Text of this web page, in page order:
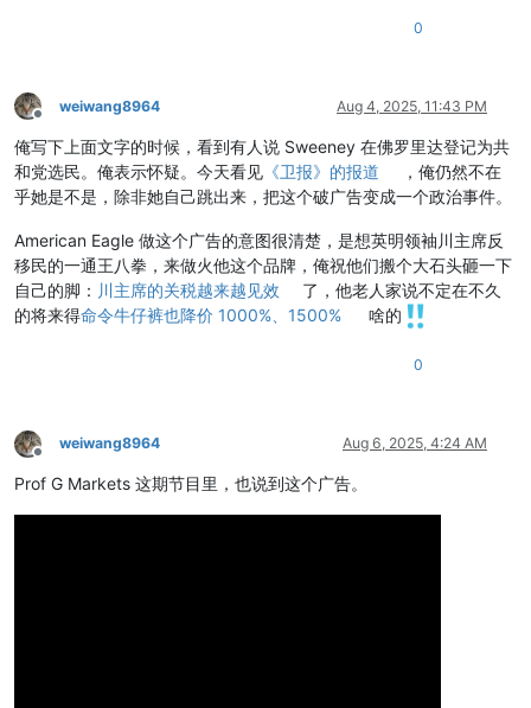
0
Offline
weiwang8964 Aug 4, 2025, 11:43 PM
俺写下上面文字的时候，看到有人说 Sweeney 在佛罗里达登记为共
和党选民。俺表示怀疑。今天看见 《卫报》的报道
，俺仍然不在
乎她是不是，除非她自己跳出来，把这个破广告变成一个政治事件。
American Eagle 做这个广告的意图很清楚，是想英明领袖川主席反
移民的一通王八拳，来做火他这个品牌，俺祝他们搬个大石头砸一下
自己的脚： 川主席的关税越来越见效
了，他老人家说不定在不久
的将来得命令牛仔裤也降价 1000%、1500% 啥的
0
Offline
weiwang8964 Aug 6, 2025, 4:24 AM
Prof G Markets 这期节目里，也说到这个广告。